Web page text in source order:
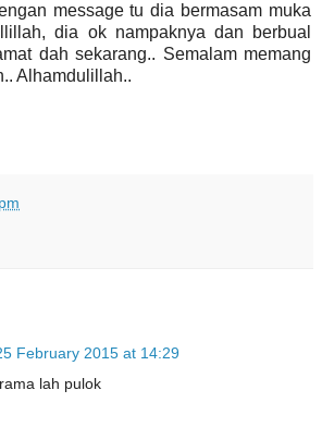
message tu dia bermasam muka
dia ok nampaknya dan berbual
dah sekarang.. Semalam memang
Alhamdulillah..
February 2015 at 14:29
lah pulok